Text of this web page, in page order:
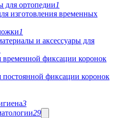
для ортопедии1
изготовления временных
1
и аксессуары для
фиксации коронок
фиксации коронок
3
29